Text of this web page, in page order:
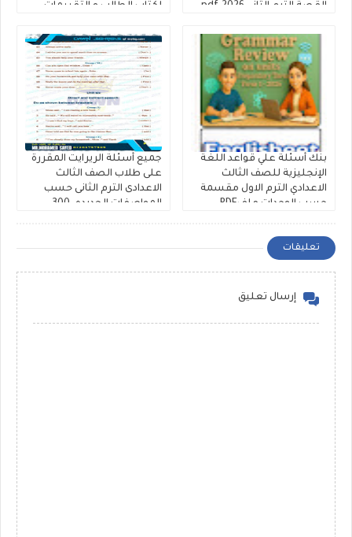
القصة الترم الثاني 2026.pdf
لكتاب الطالب و التقييمات
كتاب فايف ستارز
بنك أسئلة علي قواعد اللغة
الإنجليزية للصف الثالث
الاعدادي الترم الاول مقسمة
حسب الوحدات ملفPDF
جميع أسئلة الريرايت المقررة
على طلاب الصف الثالث
الاعدادى الترم الثانى حسب
المواصفات الجديده، 300
تعليقات
إرسال تعليق